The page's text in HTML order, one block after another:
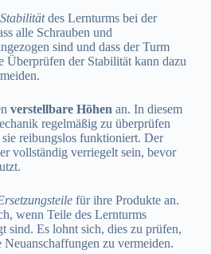
Stabilitätdes Lernturms bei der
alle Schrauben und
sind und dass der Turm
Überprüfen der Stabilität kann dazu
verstellbare Höhen an. In diesem
regelmäßig zu überprüfen
sie reibungslos funktioniert. Der
vollständig verriegelt sein, bevor
für ihre Produkte an.
wenn Teile des Lernturms
sind. Es lohnt sich, dies zu prüfen,
zu vermeiden.